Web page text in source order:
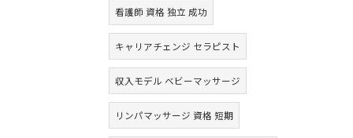
看護師 資格 独立 成功
キャリアチェンジ セラピスト
収入モデル ベビーマッサージ
リンパマッサージ 資格 短期